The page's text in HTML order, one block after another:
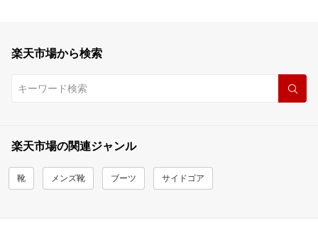
楽天市場から検索
楽天市場の関連ジャンル
靴 メンズ靴 ブーツ サイドゴア